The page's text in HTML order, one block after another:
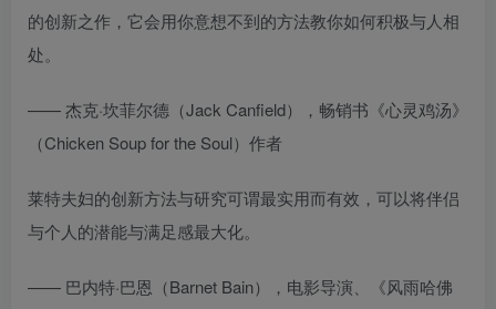
的创新之作，它会用你意想不到的方法教你如何积极与人相
处。
—— 杰克·坎菲尔德（Jack Canfield），畅销书《心灵鸡汤》
（Chicken Soup for the Soul）作者
莱特夫妇的创新方法与研究可谓最实用而有效，可以将伴侣
与个人的潜能与满足感最大化。
—— 巴内特·巴恩（Barnet Bain），电影导演、《风雨哈佛